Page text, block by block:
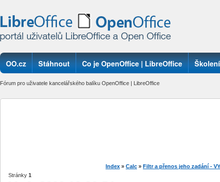
OO.cz Stáhnout Co je OpenOffice | LibreOffice Školení
Fórum pro uživatele kancelářského balíku OpenOffice | LibreOffice
Index » Calc » Filtr a přenos jeho zadání -
Stránky 1